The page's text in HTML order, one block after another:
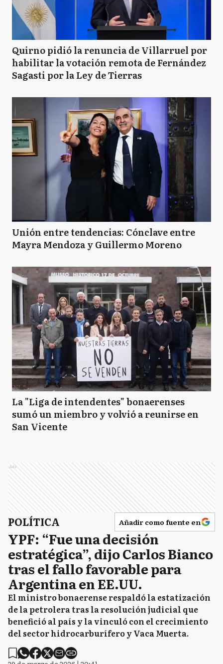
Quirno pidió la renuncia de Villarruel por
habilitar la votación remota de Fernández
Sagasti por la Ley de Tierras
Unión entre tendencias: Cónclave entre
Mayra Mendoza y Guillermo Moreno
La "Liga de intendentes" bonaerenses
sumó un miembro y volvió a reunirse en
San Vicente
Ads
POLÍTICA Añadir como fuente en
YPF: “Fue una decisión
estratégica”, dijo Carlos Bianco
tras el fallo favorable para
Argentina en EE.UU.
El ministro bonaerense respaldó la estatización
de la petrolera tras la resolución judicial que
benefició al país y la vinculó con el crecimiento
del sector hidrocarburífero y Vaca Muerta.